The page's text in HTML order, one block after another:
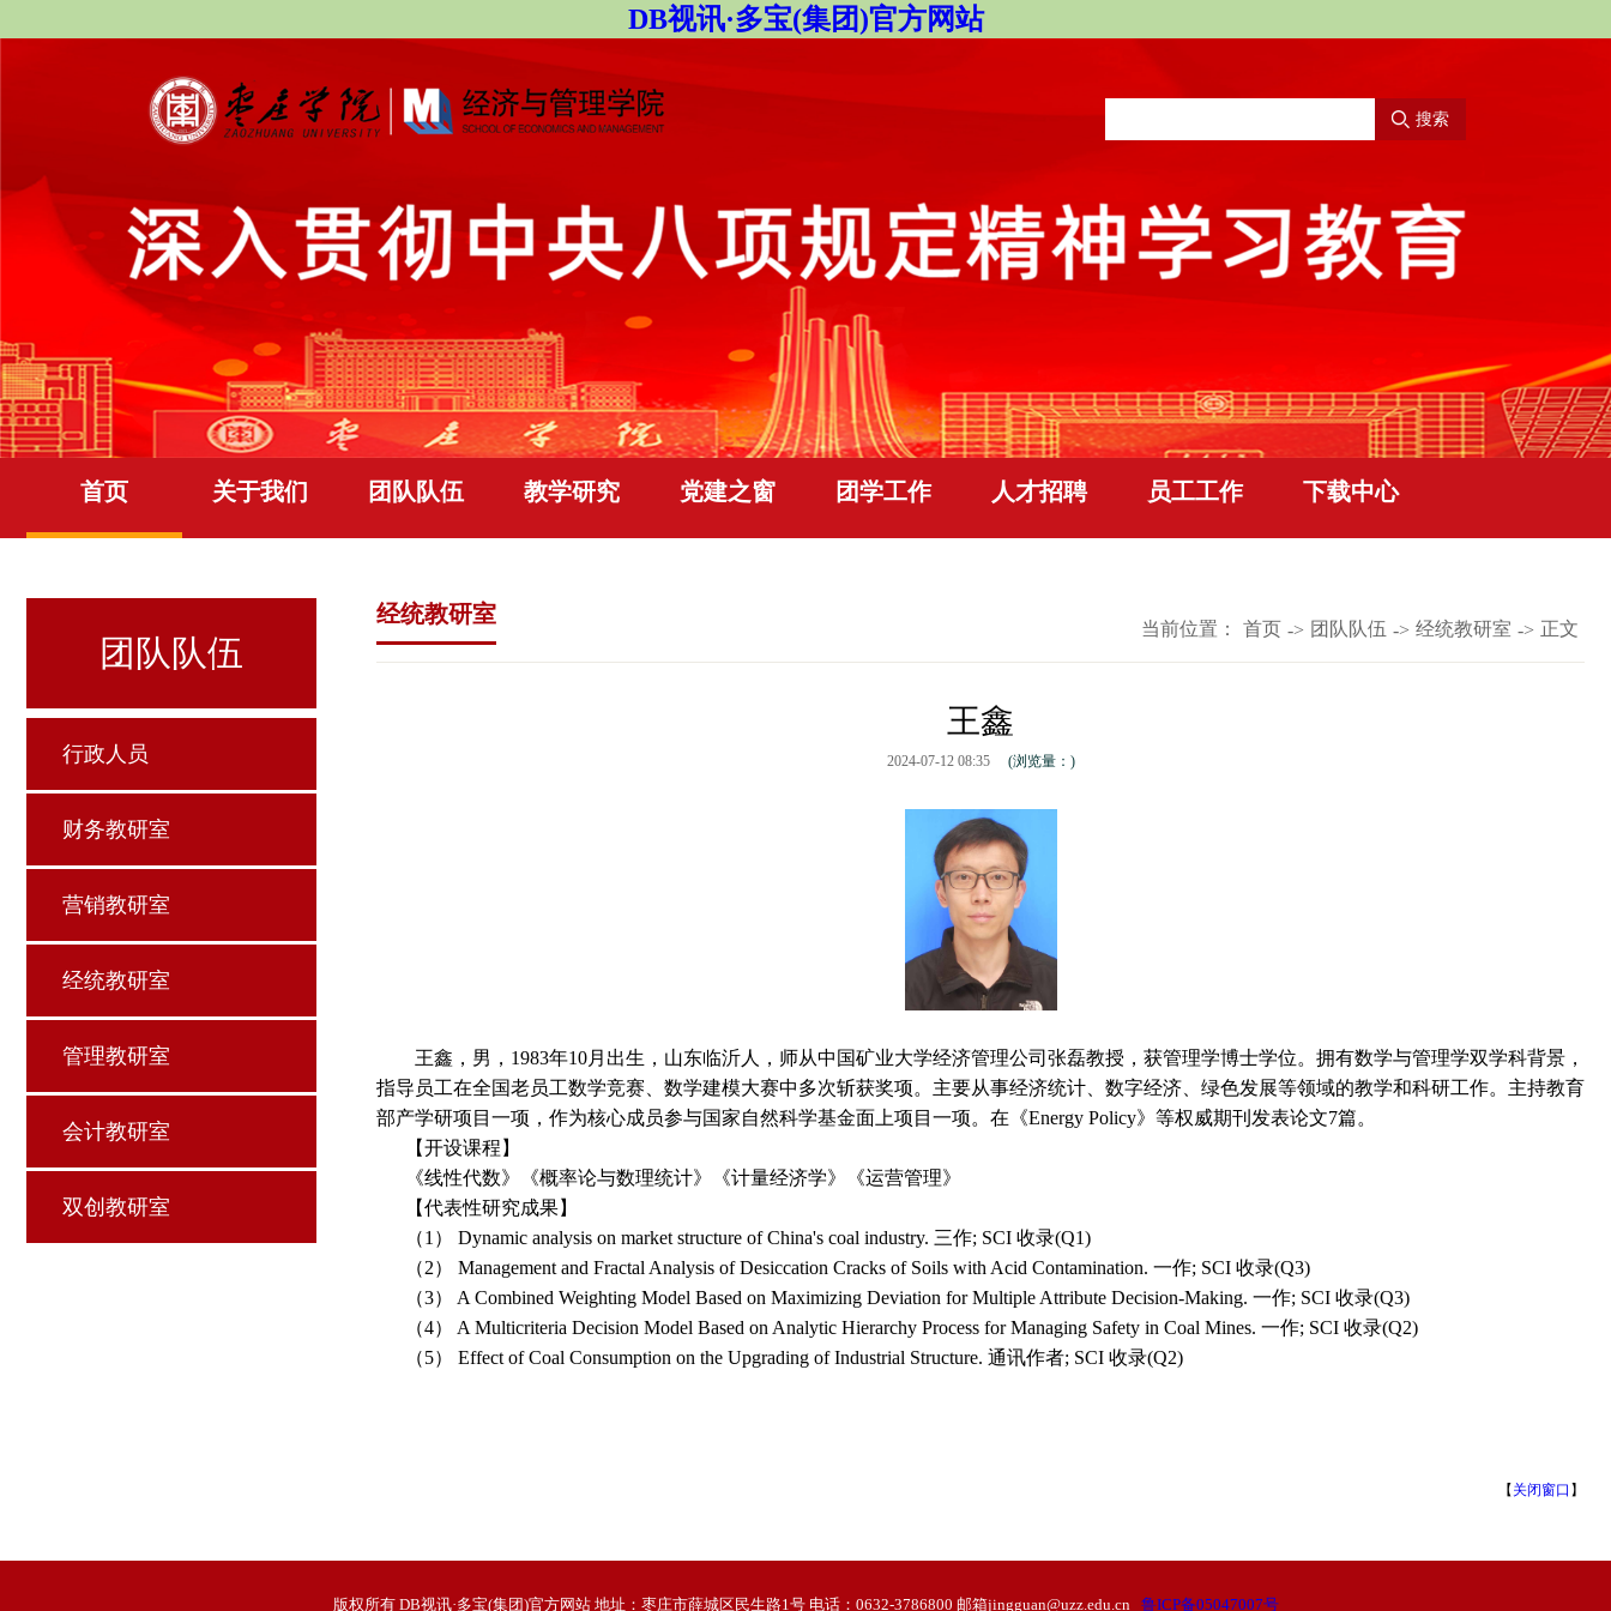
DB视讯·多宝(集团)官方网站
搜索
首页 关于我们 团队队伍 教学研究 党建之窗 团学工作 人才招聘 员工工作 下载中心
团队队伍
行政人员
财务教研室
营销教研室
经统教研室
管理教研室
会计教研室
双创教研室
经统教研室
当前位置： 首页 -> 团队队伍 -> 经统教研室 -> 正文
王鑫
2024-07-12 08:35 (浏览量： )
王鑫，男，1983年10月出生，山东临沂人，师从中国矿业大学经济管理公司张磊教授，获管理学博士学位。拥有数学与管理学双学科背景，
指导员工在全国老员工数学竞赛、数学建模大赛中多次斩获奖项。主要从事经济统计、数字经济、绿色发展等领域的教学和科研工作。主持教育
部产学研项目一项，作为核心成员参与国家自然科学基金面上项目一项。在《Energy Policy》等权威期刊发表论文7篇。
【开设课程】
《线性代数》《概率论与数理统计》《计量经济学》《运营管理》
【代表性研究成果】
（1） Dynamic analysis on market structure of China's coal industry. 三作; SCI 收录(Q1)
（2） Management and Fractal Analysis of Desiccation Cracks of Soils with Acid Contamination. 一作; SCI 收录(Q3)
（3） A Combined Weighting Model Based on Maximizing Deviation for Multiple Attribute Decision-Making. 一作; SCI 收录(Q3)
（4） A Multicriteria Decision Model Based on Analytic Hierarchy Process for Managing Safety in Coal Mines. 一作; SCI 收录(Q2)
（5） Effect of Coal Consumption on the Upgrading of Industrial Structure. 通讯作者; SCI 收录(Q2)
【 关闭窗口 】
版权所有 DB视讯·多宝(集团)官方网站 地址：枣庄市薛城区民生路1号 电话：0632-3786800 邮箱jingguan@uzz.edu.cn 鲁ICP备05047007号